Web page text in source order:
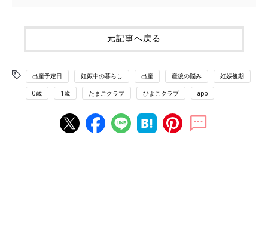
元記事へ戻る
出産予定日 妊娠中の暮らし 出産 産後の悩み 妊娠後期
0歳 1歳 たまごクラブ ひよこクラブ app